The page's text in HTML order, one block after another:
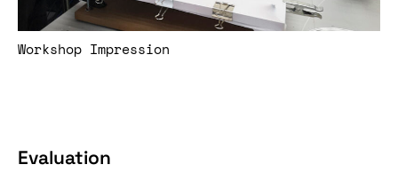
Workshop Impression
Evaluation